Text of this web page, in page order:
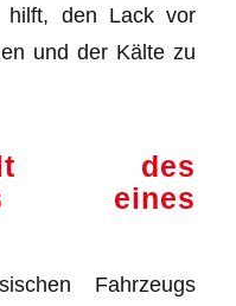
hilft, den Lack vor
und der Kälte zu
des
eines
Fahrzeugs